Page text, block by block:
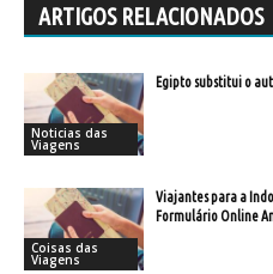
ARTIGOS RELACIONADOS
Noticias das
Viagens
Egipto substitui o
Coisas das
Viagens
Viajantes para a
Formulário Online